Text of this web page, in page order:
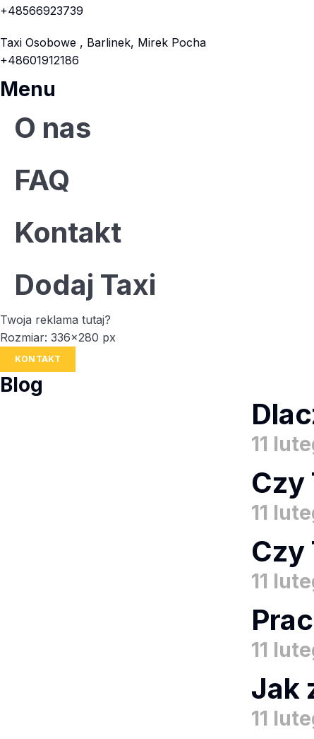
+48566923739
Taxi Osobowe , Barlinek, Mirek Pocha
+48601912186
Menu
O nas
FAQ
Kontakt
Dodaj Taxi
Twoja reklama tutaj?
Rozmiar: 336x280 px
KONTAKT
Blog
11
Czy
11
Czy
11
11
Jak
11